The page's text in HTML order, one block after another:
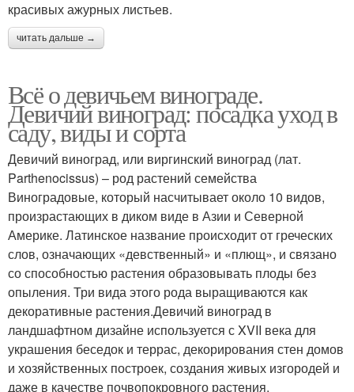
красивых ажурных листьев.
читать дальше →
Всё о девичьем винограде.
Девичий виноград: посадка уход в
саду, виды и сорта
Девичий виноград, или виргинский виноград (лат.
Parthenocissus) – род растений семейства
Виноградовые, который насчитывает около 10 видов,
произрастающих в диком виде в Азии и Северной
Америке. Латинское название происходит от греческих
слов, означающих «девственный» и «плющ», и связано
со способностью растения образовывать плоды без
опыления. Три вида этого рода выращиваются как
декоративные растения.Девичий виноград в
ландшафтном дизайне используется с XVII века для
украшения беседок и террас, декорирования стен домов
и хозяйственных построек, создания живых изгородей и
даже в качестве почвопокровного растения.